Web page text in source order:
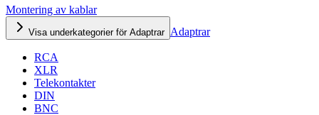
Montering av kablar
Visa underkategorier för Adaptrar Adaptrar
RCA
XLR
Telekontakter
DIN
BNC